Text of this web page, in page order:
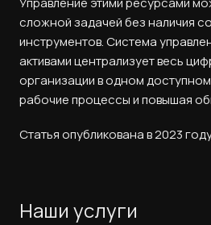
сложной задачей без наличия
инструментов. Система
активами централизует весь
организации в одном
рабочие процессы и повышая
Статья опубликована в 2023
Наши услуги